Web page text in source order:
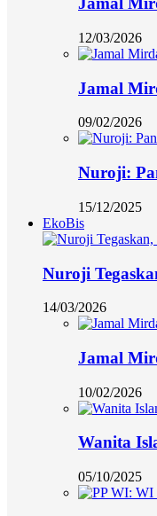
12/03/2026
Jamal
09/02/2026
Nuroji:
15/12/2025
EkoBis
Nuroji
14/03/2026
Jamal
10/02/2026
Wanita
05/10/2025